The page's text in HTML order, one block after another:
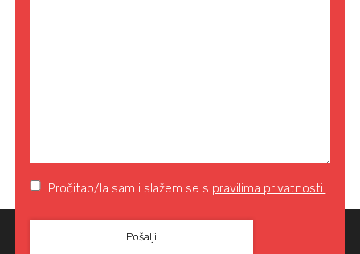
Pročitao/la sam i slažem se s pravilima privatnosti.